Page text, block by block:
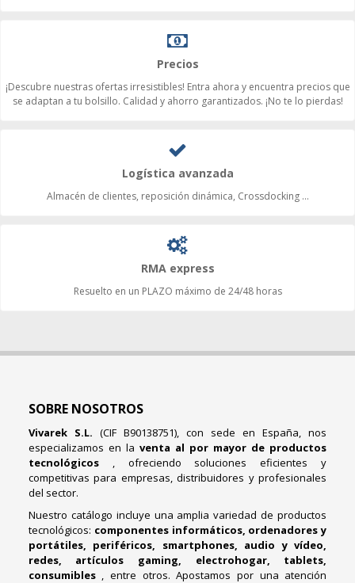
Precios
¡Descubre nuestras ofertas irresistibles! Entra ahora y encuentra precios que
se adaptan a tu bolsillo. Calidad y ahorro garantizados. ¡No te lo pierdas!
Logística avanzada
Almacén de clientes, reposición dinámica, Crossdocking ...
RMA express
Resuelto en un PLAZO máximo de 24/48 horas
SOBRE NOSOTROS
Vivarek S.L. (CIF B90138751), con sede en España, nos
especializamos en la venta al por mayor de productos
tecnológicos , ofreciendo soluciones eficientes y
competitivas para empresas, distribuidores y profesionales
del sector.
Nuestro catálogo incluye una amplia variedad de productos
tecnológicos: componentes informáticos, ordenadores y
portátiles, periféricos, smartphones, audio y vídeo,
redes, artículos gaming, electrohogar, tablets,
consumibles , entre otros. Apostamos por una atención